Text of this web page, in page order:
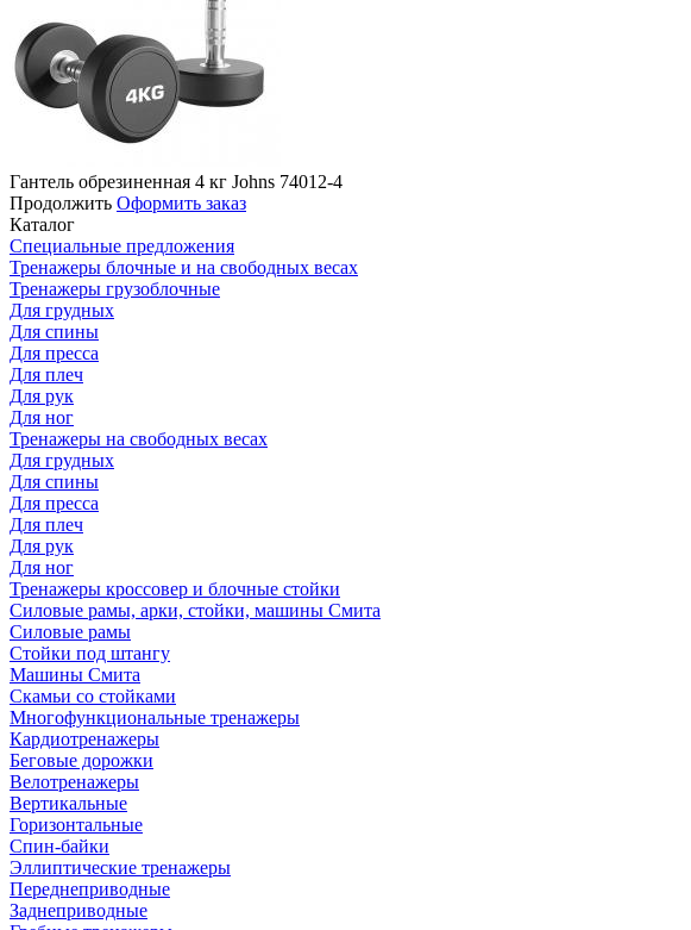
Гантель обрезиненная 4 кг Jоhns 74012-4
Продолжить Оформить заказ
Каталог
Специальные предложения
Тренажеры блочные и на свободных весах
Тренажеры грузоблочные
Для грудных
Для спины
Для пресса
Для плеч
Для рук
Для ног
Тренажеры на свободных весах
Для грудных
Для спины
Для пресса
Для плеч
Для рук
Для ног
Тренажеры кроссовер и блочные стойки
Силовые рамы, арки, стойки, машины Смита
Силовые рамы
Стойки под штангу
Машины Смита
Скамьи со стойками
Многофункциональные тренажеры
Кардиотренажеры
Беговые дорожки
Велотренажеры
Вертикальные
Горизонтальные
Спин-байки
Эллиптические тренажеры
Переднеприводные
Заднеприводные